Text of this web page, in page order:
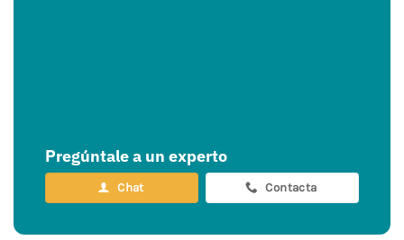
Pregúntale a un experto
Chat Contacta